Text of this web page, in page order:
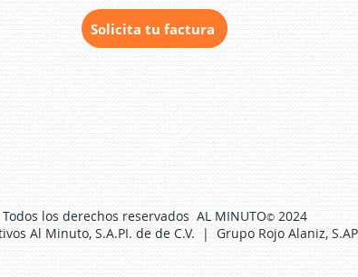
Solicita tu factura
Todos los derechos reservados AL MINUTO© 2024
Al Minuto, S.A.PI. de de C.V. | Grupo Rojo Alaniz,